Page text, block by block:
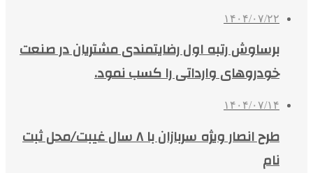
۱۴۰۴/۰۷/۲۲
برساوش رتبه اول رضایتمندی مشتریان در صنعت
خودروهای وارداتی را کسب نمود.
۱۴۰۴/۰۷/۱۴
طرح انصار ویژه سربازان با ۸ سال غیبت/محل ثبت
نام